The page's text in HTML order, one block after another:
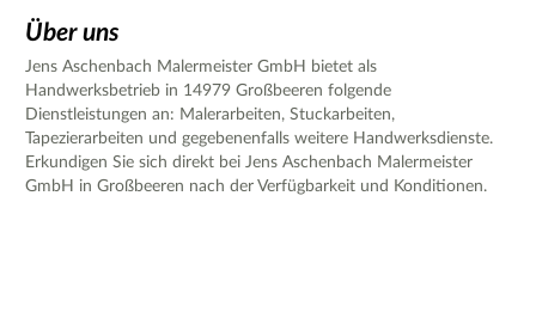
Über uns
Jens Aschenbach Malermeister GmbH bietet als
Handwerksbetrieb in 14979 Großbeeren folgende
Dienstleistungen an: Malerarbeiten, Stuckarbeiten,
Tapezierarbeiten und gegebenenfalls weitere Handwerksdienste.
Erkundigen Sie sich direkt bei Jens Aschenbach Malermeister
GmbH in Großbeeren nach der Verfügbarkeit und Konditionen.